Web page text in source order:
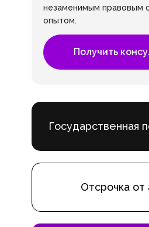
незаменимым правовым
опытом.
Получить
Отсрочка от
Государственная